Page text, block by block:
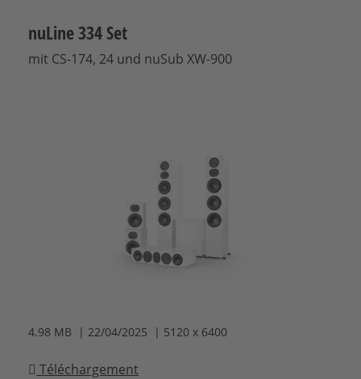
nuLine 334 Set
mit CS-174, 24 und nuSub XW-900
4.98 MB | 22/04/2025 | 5120 x 6400
Téléchargement